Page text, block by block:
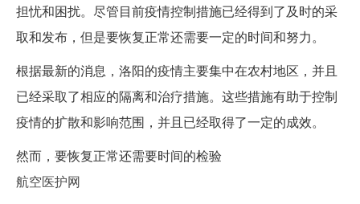
担忧和困扰。尽管目前疫情控制措施已经得到了及时的采
取和发布，但是要恢复正常还需要一定的时间和努力。
根据最新的消息，洛阳的疫情主要集中在农村地区，并且
已经采取了相应的隔离和治疗措施。这些措施有助于控制
疫情的扩散和影响范围，并且已经取得了一定的成效。
然而，要恢复正常还需要时间的检验
航空医护网